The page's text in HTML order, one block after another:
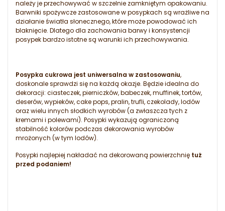
należy je przechowywać w szczelnie zamkniętym opakowaniu.
Barwniki spożywcze zastosowane w posypkach są wrażliwe na
działanie światła słonecznego, które może powodować ich
blaknięcie. Dlatego dla zachowania barwy i konsystencji
posypek bardzo istotne są warunki ich przechowywania.
Posypka cukrowa jest uniwersalna w zastosowaniu,
doskonale sprawdzi się na każdą okazje. Będzie idealna do
dekoracji: ciasteczek, pierniczków, babeczek, muffinek, tortów,
deserów, wypieków, cake pops, pralin, trufli, czekolady, lodów
oraz wielu innych słodkich wyrobów (a zwłaszcza tych z
kremami i polewami). Posypki wykazują ograniczoną
stabilność kolorów podczas dekorowania wyrobów
mrożonych (w tym lodów).
Posypki najlepiej nakładać na dekorowaną powierzchnię tuż
przed podaniem!